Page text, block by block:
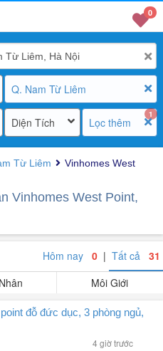
0
Q. Nam Từ Liêm
Diện Tích
1
Lọc thêm
Từ Liêm
Vinhomes West
Vinhomes West Point,
Hôm nay 0 | Tất cả 31
Môi Giới
đỗ đức dục, 3 phòng ngủ,
4 giờ trước